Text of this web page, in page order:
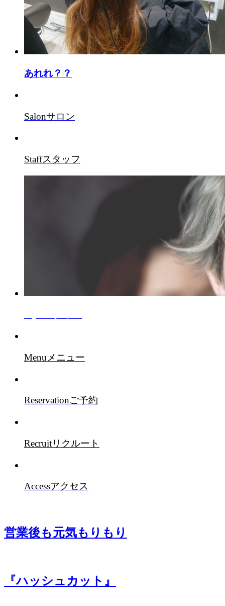
あれれ？？
Salonサロン
Staffスタッフ
Menu メニュー
Reservationご予約
Recruitリクルート
Accessアクセス
営業後も元気もりもり
『ハッシュカット』